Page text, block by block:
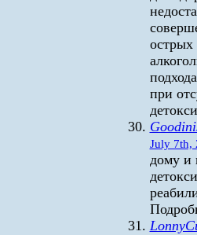
острых
при
July 7th,
дому и